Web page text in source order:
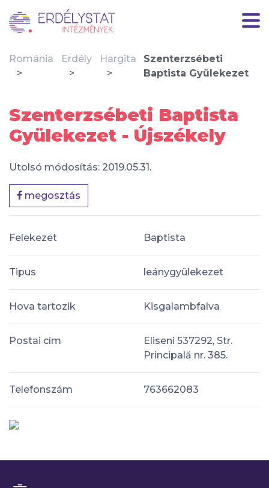
Románia Erdély Hargita
Szenterzsébeti
Baptista Gyülekezet
Szenterzsébeti Baptista
Gyülekezet - Újszékely
Utolsó módosítás: 2019.05.31.
megosztás
Felekezet Baptista
Tipus leánygyülekezet
Hova tartozik Kisgalambfalva
Postai cím
Eliseni 537292, Str.
Principală nr. 385.
Telefonszám 763662083